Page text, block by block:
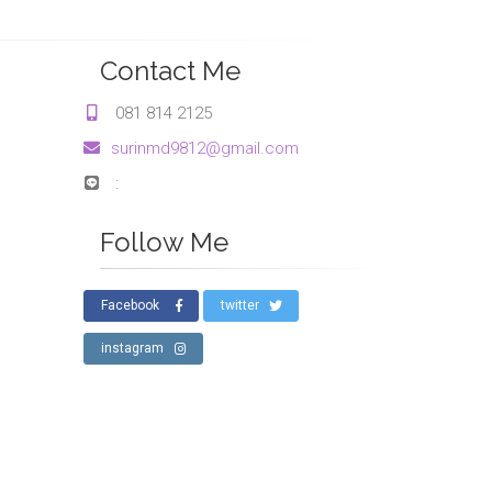
Contact Me
081 814 2125
surinmd9812@gmail.com
:
Follow Me
Facebook twitter
instagram